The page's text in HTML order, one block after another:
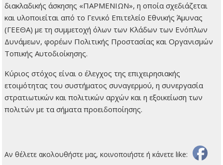
διακλαδικής άσκησης «ΠΑΡΜΕΝΙΩΝ», η οποία σχεδιάζεται
και υλοποιείται από το Γενικό Επιτελείο Εθνικής Άμυνας
(ΓΕΕΘΑ) με τη συμμετοχή όλων των Κλάδων των Ενόπλων
Δυνάμεων, φορέων Πολιτικής Προστασίας και Οργανισμών
Τοπικής Αυτοδιοίκησης.
Κύριος στόχος είναι ο έλεγχος της επιχειρησιακής
ετοιμότητας του συστήματος συναγερμού, η συνεργασία
στρατιωτικών και πολιτικών αρχών και η εξοικείωση των
πολιτών με τα σήματα προειδοποίησης.
Αν θέλετε ακολουθήστε μας, κοινοποιήστε ή κάνετε like: